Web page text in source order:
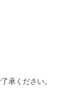
承ください。